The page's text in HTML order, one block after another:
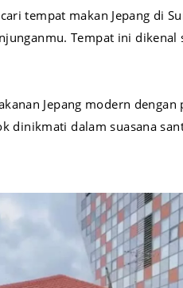
tempat makan Jepang di
Tempat ini
Jepang modern
dinikmati dalam suasana